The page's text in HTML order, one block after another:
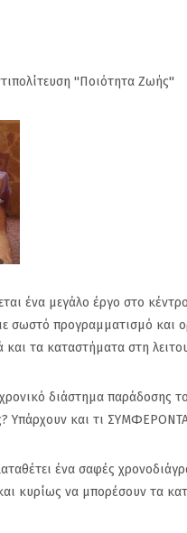
''Ποιότητα Ζωής''
ένα μεγάλο έργο στο
σωστό προγραμματισμό και
και τα καταστήματα στη
διάστημα παράδοσης
Υπάρχουν και τι
ένα σαφές
κυρίως να μπορέσουν τα